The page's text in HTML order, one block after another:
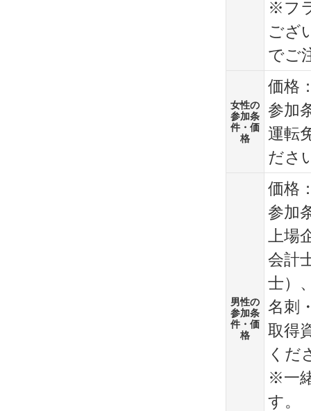
※フ
ござ
でご
女性の
参加条
件・価
格
価格
参加
運転
ださ
男性の
参加条
件・価
格
価格
参加
上
会計
士）
名刺
取得
くだ
※一
す。